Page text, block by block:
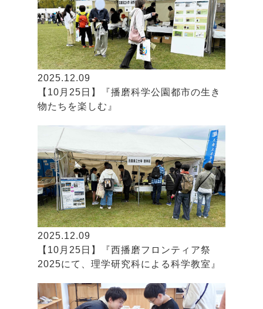
2025.12.09
【10月25日】『播磨科学公園都市の生き
物たちを楽しむ』
2025.12.09
【10月25日】『西播磨フロンティア祭
2025にて、理学研究科による科学教室』